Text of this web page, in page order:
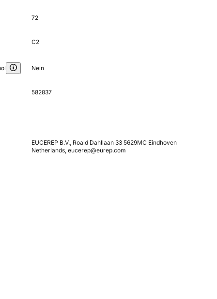
72
C2
Nein
582837
EUCEREP B.V., Roald Dahllaan 33 5629MC Eindhoven
Netherlands, eucerep@eurep.com